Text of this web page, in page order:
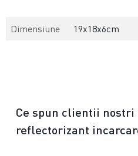
Dimensiune 19x18x6cm
Ce spun clientii nostri
reflectorizant